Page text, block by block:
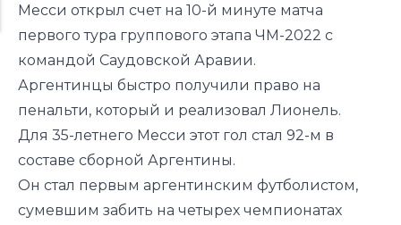
Месси открыл счет на 10-й минуте матча
первого тура группового этапа ЧМ-2022 с
командой Саудовской Аравии.
Аргентинцы быстро получили право на
пенальти, который и реализовал Лионель.
Для 35-летнего Месси этот гол стал 92-м в
составе сборной Аргентины.
Он стал первым аргентинским футболистом,
сумевшим забить на четырех чемпионатах